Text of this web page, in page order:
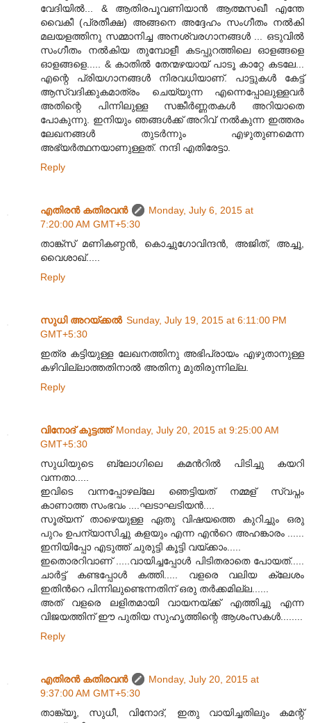
വേദിയിൽ... & ആതിരപൂവണിയാൻ ആത്മസഖീ എന്തേ
വൈകീ (പ്രതീക്ഷ) അങ്ങനെ അദ്ദേഹം സംഗീതം നൽകി
മലയളത്തിനു സമ്മാനിച്ച അനശ്വരഗാനങ്ങൾ ... ഒടുവിൽ
സംഗീതം നൽകിയ തുമ്പോളീ കടപ്പുറത്തിലെ ഓളങ്ങളെ
ഓളങ്ങളെ..... & കാതിൽ തേന്മഴയായ് പാടൂ കാറ്റേ കടലേ...
എന്റെ പ്രിയഗാനങ്ങൾ നിരവധിയാണ്. പാട്ടുകൾ കേട്ട്
ആസ്വദിക്കുകമാത്രം ചെയ്യുന്ന എന്നെപ്പോലുള്ളവർ
അതിന്റെ പിന്നിലുള്ള സങ്കീർണ്ണതകൾ അറിയാതെ
പോകുന്നു. ഇനിയും ഞങ്ങൾക്ക് അറിവ് നൽകുന്ന ഇത്തരം
ലേഖനങ്ങൾ തുടർന്നും എഴുതുണമെന്ന
അഭ്യർത്ഥനയാണുള്ളത്. നന്ദി എതിരേട്ടാ.
Reply
എതിരന്‍ കതിരവന്‍
Monday, July 6, 2015 at
7:20:00 AM GMT+5:30
താങ്ക്സ് മണികണ്ഠൻ, കൊച്ചുഗോവിന്ദൻ, അജിത്, അച്ചൂ,
വൈശാഖ്.....
Reply
സുധി അറയ്ക്കൽ Sunday, July 19, 2015 at 6:11:00 PM
GMT+5:30
ഇത്ര കട്ടിയുള്ള ലേഖനത്തിനു അഭിപ്രായം എഴുതാനുള്ള
കഴിവില്ലാത്തതിനാൽ അതിനു മുതിരുന്നില്ല.
Reply
വിനോദ് കുട്ടത്ത് Monday, July 20, 2015 at 9:25:00 AM
GMT+5:30
സുധിയുടെ ബ്ലോഗിലെ കമന്‍റില്‍ പിടിച്ചു കയറി
വന്നതാ.....
ഇവിടെ വന്നപ്പോഴല്ലേ ഞെട്ടിയത് നമ്മള് സ്വപ്നം
കാണാത്ത സംഭവം ....ഘടാഘടിയന്‍....
സൂര്യന് താഴെയുള്ള ഏതു വിഷയത്തെ കുറിച്ചും ഒരു
പുറം ഉപന്യാസിച്ചു കളയും എന്ന എന്‍റെ അഹങ്കാരം ......
ഇനിയിപ്പോ എടുത്ത് ചുരുട്ടി കൂട്ടി വയ്ക്കാം.....
ഇതൊരറിവാണ് .....വായിച്ചപ്പോള്‍ പിടിതരാതെ പോയത്.....
ചാര്‍ട്ട് കണ്ടപ്പോള്‍ കത്തി..... വളരെ വലിയ ക്ലേശം
ഇതിന്‍റെ പിന്നിലുണ്ടെന്നതിന് ഒരു തര്‍ക്കമില്ല......
അത് വളരെ ലളിതമായി വായനയ്ക്ക് എത്തിച്ചു എന്ന
വിജയത്തിന് ഈ പുതിയ സുഹൃത്തിന്റെ ആശംസകൾ........
Reply
എതിരന്‍ കതിരവന്‍
Monday, July 20, 2015 at
9:37:00 AM GMT+5:30
താങ്ക്യൂ, സുധീ, വിനോദ്, ഇതു വായിച്ചതിലും കമന്റ്